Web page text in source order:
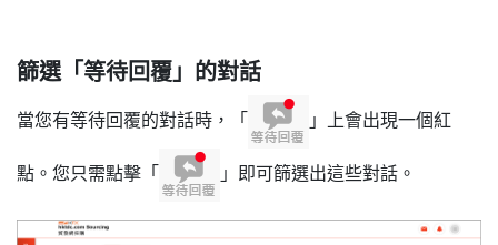
篩選「等待回覆」的對話
當您有等待回覆的對話時，「 」上會出現一個紅
點。您只需點擊「 」即可篩選出這些對話。